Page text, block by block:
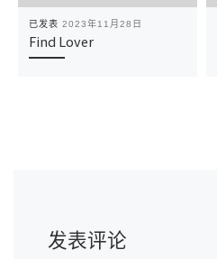
已发表 2023年11月28日
Find Lover
发表评论